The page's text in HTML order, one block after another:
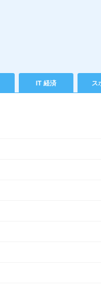
IT 経済 ス